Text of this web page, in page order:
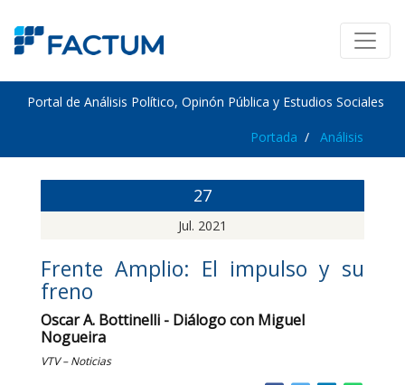
Portal de Análisis Político, Opinón Pública y Estudios Sociales
Portada Análisis
27
Jul. 2021
Frente Amplio: El impulso y su
freno
Oscar A. Bottinelli - Diálogo con Miguel
Nogueira
VTV – Noticias